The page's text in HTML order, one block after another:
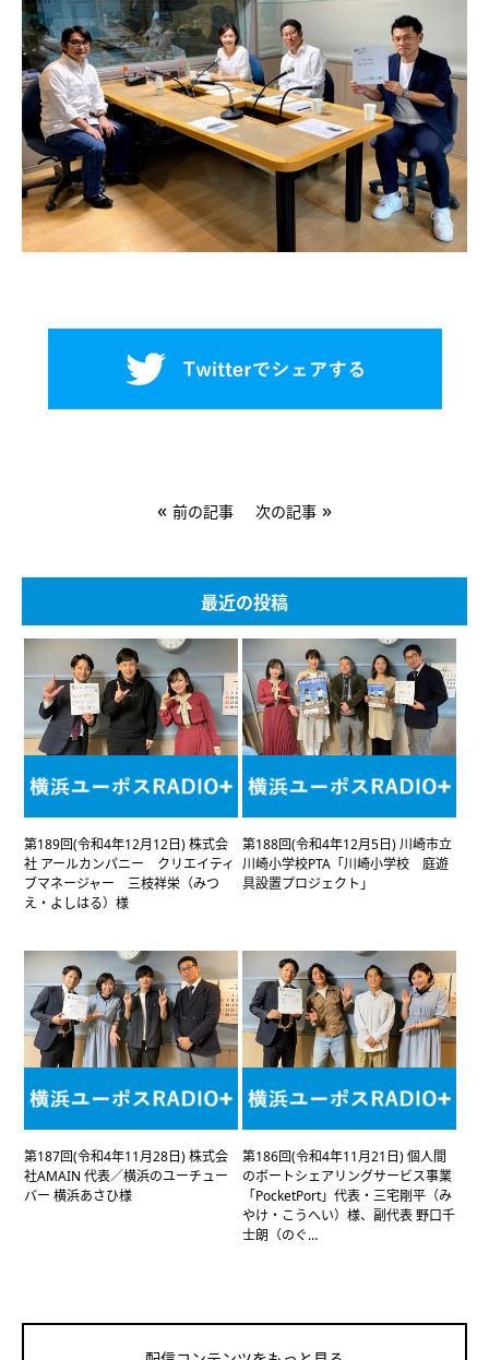
« 前の記事 次の記事 »
最近の投稿
第189回(令和4年12月12日) 株式会
社 アールカンパニー クリエイティ
ブマネージャー 三枝祥栄（みつ
え・よしはる）様
第188回(令和4年12月5日) 川崎市立
川崎小学校PTA「川崎小学校 庭遊
具設置プロジェクト」
第187回(令和4年11月28日) 株式会
社AMAIN 代表／横浜のユーチュー
バー 横浜あさひ様
第186回(令和4年11月21日) 個人間
のボートシェアリングサービス事業
「PocketPort」代表・三宅剛平（み
やけ・こうへい）様、副代表 野口千
士朗（のぐ…